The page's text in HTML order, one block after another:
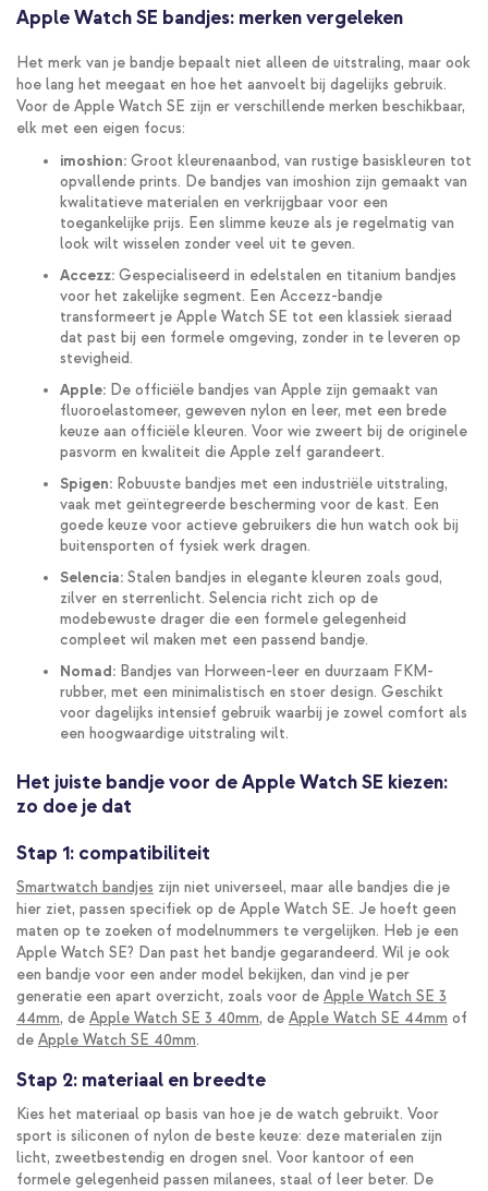
Apple Watch SE bandjes: merken vergeleken
Het merk van je bandje bepaalt niet alleen de uitstraling, maar ook
hoe lang het meegaat en hoe het aanvoelt bij dagelijks gebruik.
Voor de Apple Watch SE zijn er verschillende merken beschikbaar,
elk met een eigen focus:
imoshion: Groot kleurenaanbod, van rustige basiskleuren tot
opvallende prints. De bandjes van imoshion zijn gemaakt van
kwalitatieve materialen en verkrijgbaar voor een
toegankelijke prijs. Een slimme keuze als je regelmatig van
look wilt wisselen zonder veel uit te geven.
Accezz: Gespecialiseerd in edelstalen en titanium bandjes
voor het zakelijke segment. Een Accezz-bandje
transformeert je Apple Watch SE tot een klassiek sieraad
dat past bij een formele omgeving, zonder in te leveren op
stevigheid.
Apple: De officiële bandjes van Apple zijn gemaakt van
fluoroelastomeer, geweven nylon en leer, met een brede
keuze aan officiële kleuren. Voor wie zweert bij de originele
pasvorm en kwaliteit die Apple zelf garandeert.
Spigen: Robuuste bandjes met een industriële uitstraling,
vaak met geïntegreerde bescherming voor de kast. Een
goede keuze voor actieve gebruikers die hun watch ook bij
buitensporten of fysiek werk dragen.
Selencia: Stalen bandjes in elegante kleuren zoals goud,
zilver en sterrenlicht. Selencia richt zich op de
modebewuste drager die een formele gelegenheid
compleet wil maken met een passend bandje.
Nomad: Bandjes van Horween-leer en duurzaam FKM-
rubber, met een minimalistisch en stoer design. Geschikt
voor dagelijks intensief gebruik waarbij je zowel comfort als
een hoogwaardige uitstraling wilt.
Het juiste bandje voor de Apple Watch SE kiezen:
zo doe je dat
Stap 1: compatibiliteit
Smartwatch bandjes zijn niet universeel, maar alle bandjes die je
hier ziet, passen specifiek op de Apple Watch SE. Je hoeft geen
maten op te zoeken of modelnummers te vergelijken. Heb je een
Apple Watch SE? Dan past het bandje gegarandeerd. Wil je ook
een bandje voor een ander model bekijken, dan vind je per
generatie een apart overzicht, zoals voor de Apple Watch SE 3
44mm, de Apple Watch SE 3 40mm, de Apple Watch SE 44mm of
de Apple Watch SE 40mm.
Stap 2: materiaal en breedte
Kies het materiaal op basis van hoe je de watch gebruikt. Voor
sport is siliconen of nylon de beste keuze: deze materialen zijn
licht, zweetbestendig en drogen snel. Voor kantoor of een
formele gelegenheid passen milanees, staal of leer beter. De